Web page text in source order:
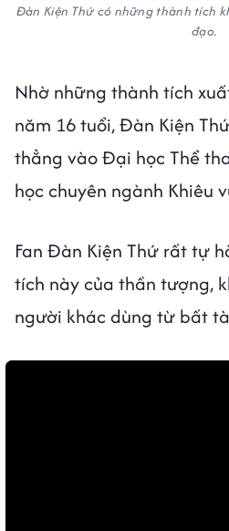
Đàn Kiện Thứ có những thành tích
đạo.
Nhờ những thành tích
năm 16 tuổi, Đàn Kiện
thẳng vào Đại học Thể
học chuyên ngành Khiêu
Fan Đàn Kiện Thứ rất tự
tích này của thần tượng,
người khác dùng từ bất